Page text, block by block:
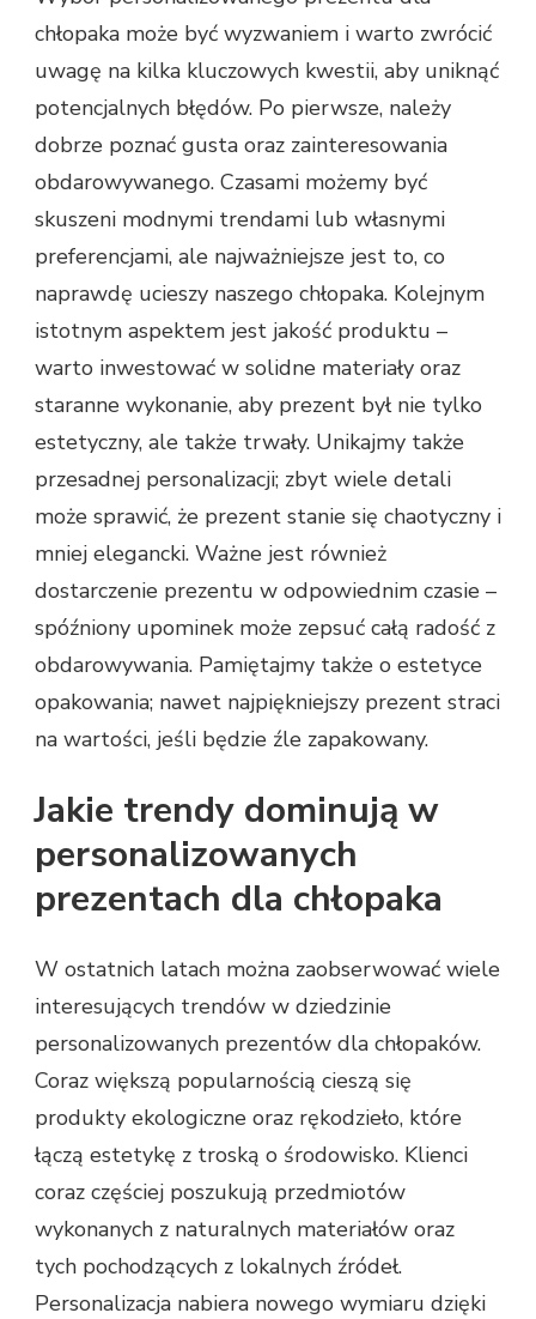
chłopaka może być wyzwaniem i warto zwrócić
uwagę na kilka kluczowych kwestii, aby uniknąć
potencjalnych błędów. Po pierwsze, należy
dobrze poznać gusta oraz zainteresowania
obdarowywanego. Czasami możemy być
skuszeni modnymi trendami lub własnymi
preferencjami, ale najważniejsze jest to, co
naprawdę ucieszy naszego chłopaka. Kolejnym
istotnym aspektem jest jakość produktu –
warto inwestować w solidne materiały oraz
staranne wykonanie, aby prezent był nie tylko
estetyczny, ale także trwały. Unikajmy także
przesadnej personalizacji; zbyt wiele detali
może sprawić, że prezent stanie się chaotyczny i
mniej elegancki. Ważne jest również
dostarczenie prezentu w odpowiednim czasie –
spóźniony upominek może zepsuć całą radość z
obdarowywania. Pamiętajmy także o estetyce
opakowania; nawet najpiękniejszy prezent straci
na wartości, jeśli będzie źle zapakowany.
Jakie trendy dominują w
personalizowanych
prezentach dla chłopaka
W ostatnich latach można zaobserwować wiele
interesujących trendów w dziedzinie
personalizowanych prezentów dla chłopaków.
Coraz większą popularnością cieszą się
produkty ekologiczne oraz rękodzieło, które
łączą estetykę z troską o środowisko. Klienci
coraz częściej poszukują przedmiotów
wykonanych z naturalnych materiałów oraz
tych pochodzących z lokalnych źródeł.
Personalizacja nabiera nowego wymiaru dzięki